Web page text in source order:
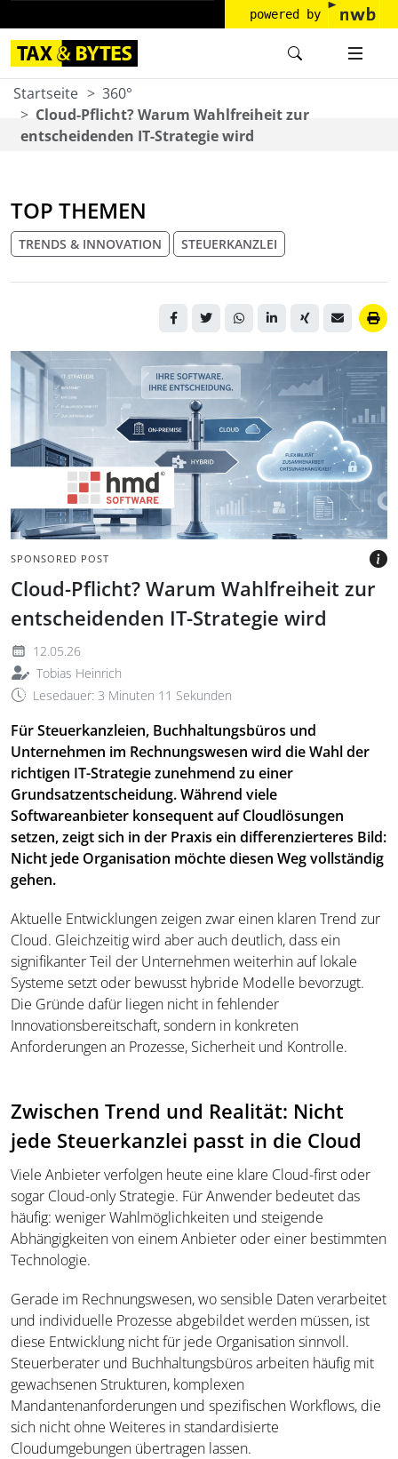
powered by
Startseite
360°
Cloud-Pflicht? Warum Wahlfreiheit zur
entscheidenden IT-Strategie wird
TOP THEMEN
TRENDS & INNOVATION STEUERKANZLEI
SPONSORED POST
Cloud-Pflicht? Warum Wahlfreiheit zur
entscheidenden IT-Strategie wird
12.05.26
Tobias Heinrich
Lesedauer: 3 Minuten 11 Sekunden
Wegweiser zwischen
Servern und Cloudsymbol
in modernem Büro
BILD: @HMD VIA TAX&BYTES
Für Steuerkanzleien, Buchhaltungsbüros und
Unternehmen im Rechnungswesen wird die Wahl der
richtigen IT-Strategie zunehmend zu einer
Grundsatzentscheidung. Während viele
Softwareanbieter konsequent auf Cloudlösungen
setzen, zeigt sich in der Praxis ein differenzierteres Bild:
Nicht jede Organisation möchte diesen Weg vollständig
gehen.
Aktuelle Entwicklungen zeigen zwar einen klaren Trend zur
Cloud. Gleichzeitig wird aber auch deutlich, dass ein
signifikanter Teil der Unternehmen weiterhin auf lokale
Systeme setzt oder bewusst hybride Modelle bevorzugt.
Die Gründe dafür liegen nicht in fehlender
Innovationsbereitschaft, sondern in konkreten
Anforderungen an Prozesse, Sicherheit und Kontrolle.
Zwischen Trend und Realität: Nicht
jede Steuerkanzlei passt in die Cloud
Viele Anbieter verfolgen heute eine klare Cloud-first oder
sogar Cloud-only Strategie. Für Anwender bedeutet das
häufig: weniger Wahlmöglichkeiten und steigende
Abhängigkeiten von einem Anbieter oder einer bestimmten
Technologie.
Gerade im Rechnungswesen, wo sensible Daten verarbeitet
und individuelle Prozesse abgebildet werden müssen, ist
diese Entwicklung nicht für jede Organisation sinnvoll.
Steuerberater und Buchhaltungsbüros arbeiten häufig mit
gewachsenen Strukturen, komplexen
Mandantenanforderungen und spezifischen Workflows, die
sich nicht ohne Weiteres in standardisierte
Cloudumgebungen übertragen lassen.